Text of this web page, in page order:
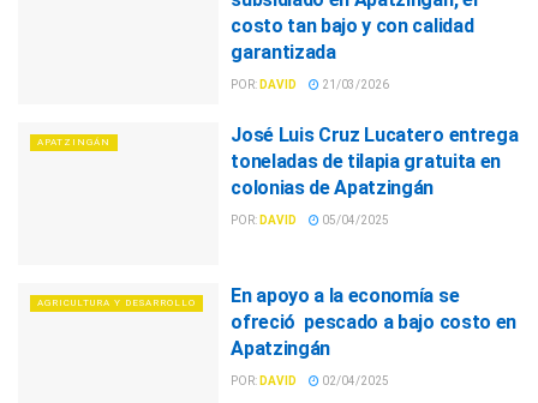
costo tan bajo y con calidad
garantizada
POR: DAVID 21/03/2026
APATZINGÁN
José Luis Cruz Lucatero entrega
toneladas de tilapia gratuita en
colonias de Apatzingán
POR: DAVID 05/04/2025
AGRICULTURA Y DESARROLLO
En apoyo a la economía se
ofreció pescado a bajo costo en
Apatzingán
POR: DAVID 02/04/2025